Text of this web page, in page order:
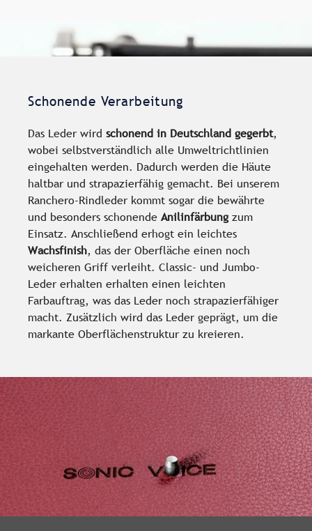
Schonende Verarbeitung
Das Leder wird schonend in Deutschland gegerbt,
wobei selbstverständlich alle Umweltrichtlinien
eingehalten werden. Dadurch werden die Häute
haltbar und strapazierfähig gemacht. Bei unserem
Ranchero-Rindleder kommt sogar die bewährte
und besonders schonende Anilinfärbung zum
Einsatz. Anschließend erhogt ein leichtes
Wachsfinish, das der Oberfläche einen noch
weicheren Griff verleiht. Classic- und Jumbo-
Leder erhalten erhalten einen leichten
Farbauftrag, was das Leder noch strapazierfähiger
macht. Zusätzlich wird das Leder geprägt, um die
markante Oberflächenstruktur zu kreieren.